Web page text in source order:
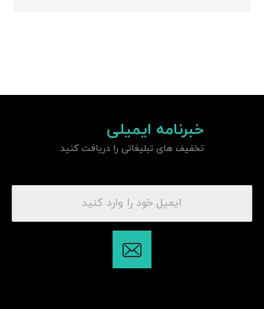
خبرنامه ایمیلی
تخفیف های تبلیغاتی را دریافت کنید